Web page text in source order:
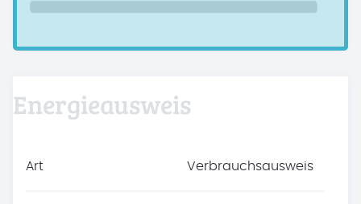
Energieausweis
Art Verbrauchsausweis